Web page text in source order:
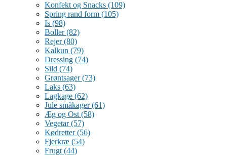
Konfekt og Snacks (109)
Spring rand form (105)
Is (98)
Boller(82)
Rejer(80)
Kalkun (79)
Dressing (74)
Sild (74)
Grøntsager(73)
Laks (63)
Lagkage (62)
Jule småkager(61)
Æg og Ost (58)
Vegetar(57)
Kødretter(56)
Fjerkræ (54)
Frugt (44)